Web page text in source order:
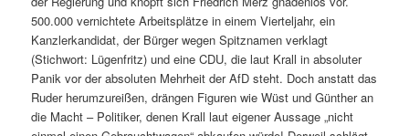
500.000 vernichtete Arbeitsplätze in einem Vierteljahr, ein
Kanzlerkandidat, der Bürger wegen Spitznamen verklagt
(Stichwort: Lügenfritz) und eine CDU, die laut Krall in absoluter
Panik vor der absoluten Mehrheit der AfD steht. Doch anstatt das
Ruder herumzureißen, drängen Figuren wie Wüst und Günther an
die Macht – Politiker, denen Krall laut eigener Aussage „nicht